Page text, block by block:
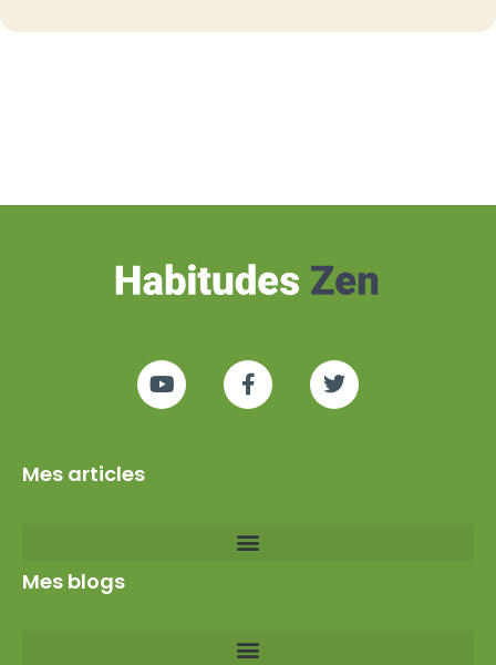
Mes articles
Mes blogs